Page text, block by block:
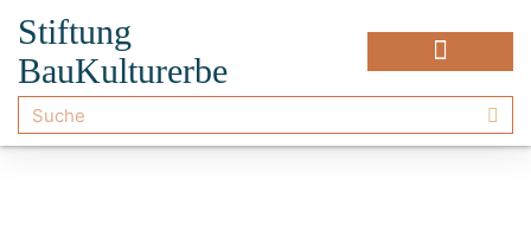
Stiftung
BauKulturerbe